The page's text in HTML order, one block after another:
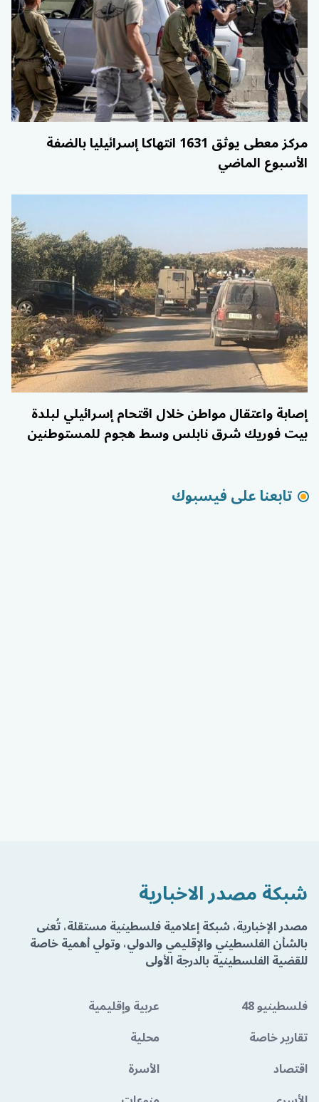
مركز معطى يوثق 1631 انتهاكا إسرائيليا بالضفة
الأسبوع الماضي
إصابة واعتقال مواطن خلال اقتحام إسرائيلي لبلدة
بيت فوريك شرق نابلس وسط هجوم للمستوطنين
تابعنا على فيسبوك
شبكة مصدر الاخبارية
مصدر الإخبارية، شبكة إعلامية فلسطينية مستقلة، تُعنى
بالشأن الفلسطيني والإقليمي والدولي، وتولي أهمية خاصة
للقضية الفلسطينية بالدرجة الأولى
فلسطينيو 48
عربية وإقليمية
تقارير خاصة
محلية
اقتصاد
الأسرة